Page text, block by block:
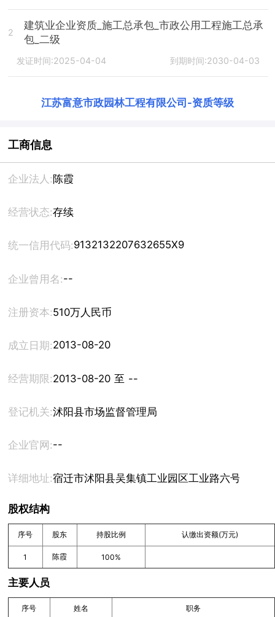
2
建筑业企业资质_施工总承包_市政公用工程施工总承
包_二级
发证时间:2025-04-04 到期时间:2030-04-03
江苏富意市政园林工程有限公司 -资质等级
工商信息
企业法人: 陈霞
经营状态:存续
统一信用代码:9132132207632655X9
企业曾用名:--
注册资本:510万人民币
成立日期:2013-08-20
经营期限: 2013-08-20 至 --
登记机关:沭阳县市场监督管理局
企业官网:--
详细地址:宿迁市沭阳县吴集镇工业园区工业路六号厂房
股权结构
序号 股东 持股比例 认缴出资额(万元)
1 陈霞 100%
主要人员
序号 姓名 职务